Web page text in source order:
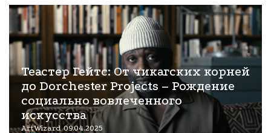
Теастер Гейтс: От чикагских корней
до Dorchester Projects – Рождение
социально вовлеченного
искусства
ArtWizard 09.04.2025